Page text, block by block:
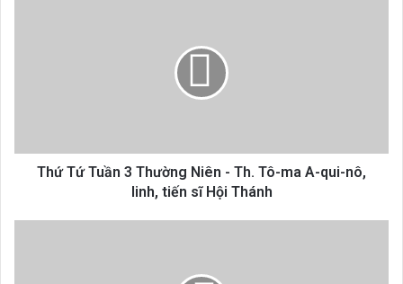
Tô-
Thứ Tứ Tuần 3 Thường Niên - Th. Tô-ma A-qui-nô,
linh, tiến sĩ Hội Thánh